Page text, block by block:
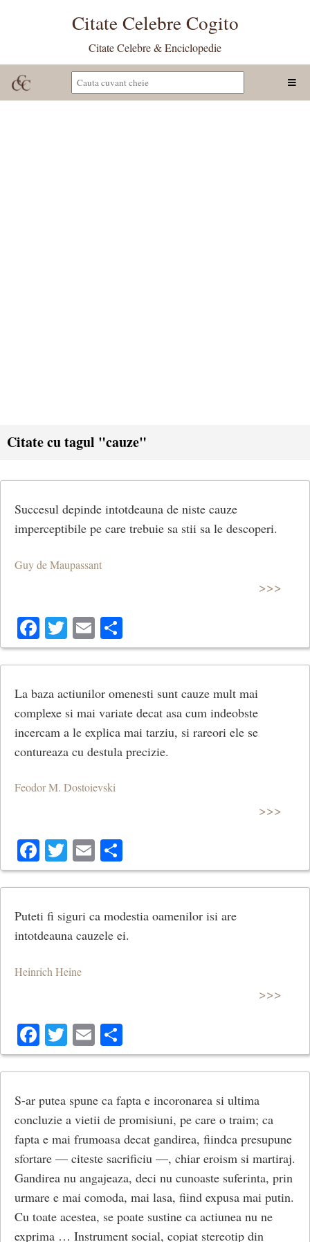
Citate Celebre Cogito
Citate Celebre & Enciclopedie
Citate cu tagul "cauze"
Succesul depinde intotdeauna de niste cauze
imperceptibile pe care trebuie sa stii sa le descoperi.
Guy de Maupassant
>>>
Facebook
Twitter
Email
La baza actiunilor omenesti sunt cauze mult mai
complexe si mai variate decat asa cum indeobste
incercam a le explica mai tarziu, si rareori ele se
contureaza cu destula precizie.
Feodor M. Dostoievski
>>>
Facebook
Twitter
Email
Puteti fi siguri ca modestia oamenilor isi are
intotdeauna cauzele ei.
Heinrich Heine
>>>
Facebook
Twitter
Email
S-ar putea spune ca fapta e incoronarea si ultima
concluzie a vietii de promisiuni, pe care o traim; ca
fapta e mai frumoasa decat gandirea, fiindca presupune
sfortare — citeste sacrificiu —, chiar eroism si martiraj.
Gan­direa nu angajeaza, deci nu cunoaste suferinta, prin
urmare e mai comoda, mai lasa, fiind expusa mai putin.
Cu toate acestea, se poate sustine ca actiunea nu ne
exprima … Instrument social, copiat stereotip din